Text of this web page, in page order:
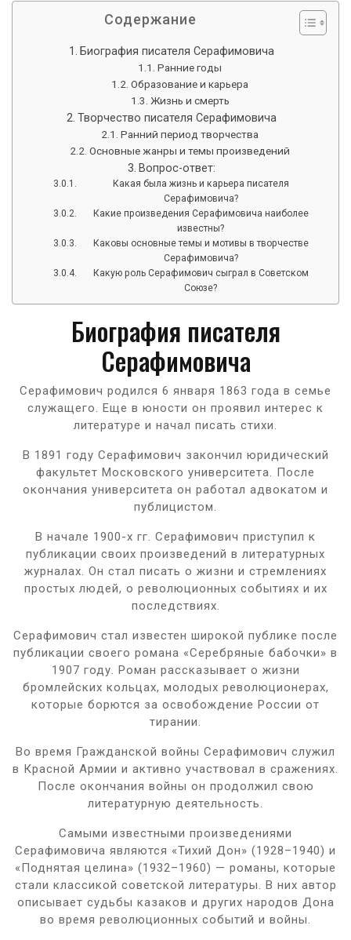
Содержание
Биография писателя Серафимовича
Ранние годы
Образование и карьера
Жизнь и смерть
Творчество писателя Серафимовича
Ранний период творчества
Основные жанры и темы произведений
Вопрос-ответ:
Какая была жизнь и карьера писателя
Серафимовича?
Какие произведения Серафимовича наиболее
известны?
Каковы основные темы и мотивы в творчестве
Серафимовича?
Какую роль Серафимович сыграл в Советском
Союзе?
Биография писателя
Серафимовича
Серафимович родился 6 января 1863 года в семье
служащего. Еще в юности он проявил интерес к
литературе и начал писать стихи.
В 1891 году Серафимович закончил юридический
факультет Московского университета. После
окончания университета он работал адвокатом и
публицистом.
В начале 1900-х гг. Серафимович приступил к
публикации своих произведений в литературных
журналах. Он стал писать о жизни и стремлениях
простых людей, о революционных событиях и их
последствиях.
Серафимович стал известен широкой публике после
публикации своего романа «Серебряные бабочки» в
1907 году. Роман рассказывает о жизни
бромлейских кольцах, молодых революционерах,
которые борются за освобождение России от
тирании.
Во время Гражданской войны Серафимович служил
в Красной Армии и активно участвовал в сражениях.
После окончания войны он продолжил свою
литературную деятельность.
Самыми известными произведениями
Серафимовича являются «Тихий Дон» (1928–1940) и
«Поднятая целина» (1932–1960) — романы, которые
стали классикой советской литературы. В них автор
описывает судьбы казаков и других народов Дона
во время революционных событий и войны.